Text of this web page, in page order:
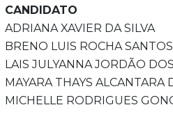
CANDIDATO
ADRIANA XAVIER DA SILVA
BRENO LUIS ROCHA SANTOS
LAIS JULYANNA JORDÃO
MAYARA THAYS ALCANTARA
MICHELLE RODRIGUES